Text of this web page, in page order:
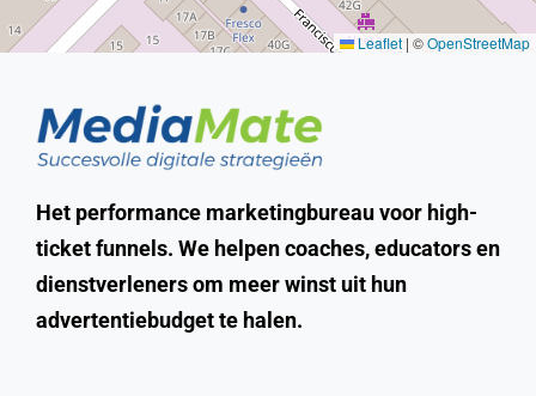
Leaflet | ©OpenStreetMap
Het performance marketingbureau voor high-
ticket funnels. We helpen coaches, educators en
dienstverleners om meer winst uit hun
advertentiebudget te halen.